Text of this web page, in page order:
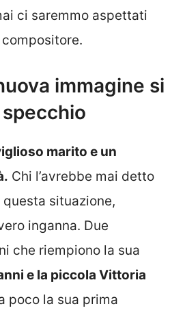
ci saremmo aspettati
immagine si
marito e un
Chi l’avrebbe mai detto
situazione,
inganna. Due
che riempiono la sua
e la piccola Vittoria
poco la sua prima